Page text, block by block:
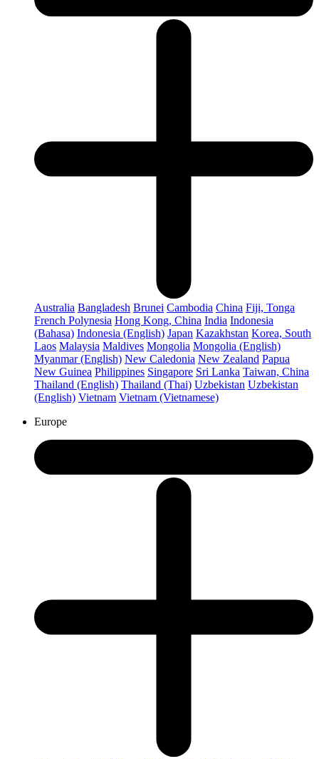
Australia Bangladesh Brunei Cambodia China Fiji, Tonga
French Polynesia Hong Kong, China India Indonesia
(Bahasa) Indonesia (English) Japan Kazakhstan Korea, South
Laos Malaysia Maldives Mongolia Mongolia (English)
Myanmar (English) New Caledonia New Zealand Papua
New Guinea Philippines Singapore Sri Lanka Taiwan, China
Thailand (English) Thailand (Thai) Uzbekistan Uzbekistan
(English) Vietnam Vietnam (Vietnamese)
Europe